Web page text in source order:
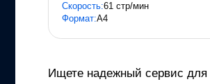
Скорость:61 стр/мин
Формат:A4
Ищете надежный сервис для